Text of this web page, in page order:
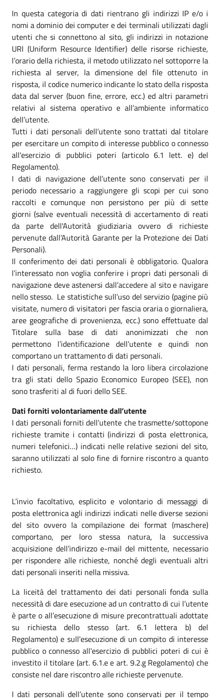
In questa categoria di dati rientrano gli indirizzi IP e/o i
nomi a dominio dei computer e dei terminali utilizzati dagli
utenti che si connettono al sito, gli indirizzi in notazione
URI (Uniform Resource Identifier) delle risorse richieste,
l’orario della richiesta, il metodo utilizzato nel sottoporre la
richiesta al server, la dimensione del file ottenuto in
risposta, il codice numerico indicante lo stato della risposta
data dal server (buon fine, errore, ecc.) ed altri parametri
relativi al sistema operativo e all’ambiente informatico
dell’utente.
Tutti i dati personali dell’utente sono trattati dal titolare
per esercitare un compito di interesse pubblico o connesso
all'esercizio di pubblici poteri (articolo 6.1 lett. e) del
Regolamento).
I dati di navigazione dell’utente sono conservati per il
periodo necessario a raggiungere gli scopi per cui sono
raccolti e comunque non persistono per più di sette
giorni (salve eventuali necessità di accertamento di reati
da parte dell'Autorità giudiziaria ovvero di richieste
pervenute dall’Autorità Garante per la Protezione dei Dati
Personali).
Il conferimento dei dati personali è obbligatorio. Qualora
l’interessato non voglia conferire i propri dati personali di
navigazione deve astenersi dall’accedere al sito e navigare
nello stesso. Le statistiche sull’uso del servizio (pagine più
visitate, numero di visitatori per fascia oraria o giornaliera,
aree geografiche di provenienza, ecc.) sono effettuate dal
Titolare sulla base di dati anonimizzati che non
permettono l’identificazione dell’utente e quindi non
comportano un trattamento di dati personali.
I dati personali, ferma restando la loro libera circolazione
tra gli stati dello Spazio Economico Europeo (SEE), non
sono trasferiti al di fuori dello SEE.
Dati forniti volontariamente dall’utente
I dati personali forniti dell’utente che trasmette/sottopone
richieste tramite i contatti (indirizzi di posta elettronica,
numeri telefonici…) indicati nelle relative sezioni del sito,
saranno utilizzati al solo fine di fornire riscontro a quanto
richiesto.
L’invio facoltativo, esplicito e volontario di messaggi di
posta elettronica agli indirizzi indicati nelle diverse sezioni
del sito ovvero la compilazione dei format (maschere)
comportano, per loro stessa natura, la successiva
acquisizione dell’indirizzo e-mail del mittente, necessario
per rispondere alle richieste, nonché degli eventuali altri
dati personali inseriti nella missiva.
La liceità del trattamento dei dati personali fonda sulla
necessità di dare esecuzione ad un contratto di cui l’utente
è parte o all’esecuzione di misure precontrattuali adottate
su richiesta dello stesso (art. 6.1 lettera b) del
Regolamento) e sull'esecuzione di un compito di interesse
pubblico o connesso all'esercizio di pubblici poteri di cui è
investito il titolare (art. 6.1.e e art. 9.2.g Regolamento) che
consiste nel dare riscontro alle richieste pervenute.
I dati personali dell’utente sono conservati per il tempo